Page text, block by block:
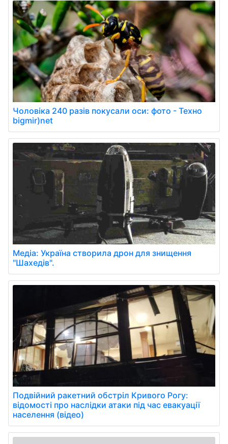
Чоловіка 240 разів покусали оси: фото - Техно
bigmir)net
Медіа: Україна створила дрон для знищення
"Шахедів".
Подвійний ракетний обстріл Кривого Рогу:
відомості про наслідки атаки під час евакуації
населення (відео)